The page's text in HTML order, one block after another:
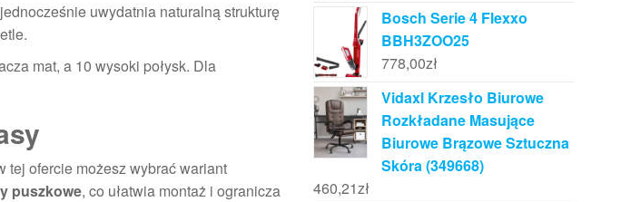
uwydatnia naturalną strukturę
mat, a 10 wysoki połysk. Dla
tej ofercie możesz wybrać wariant
puszkowe, co ułatwia montaż i ogranicza
Bosch Serie 4 Flexxo
BBH3ZOO25
778,00zł
Vidaxl Krzesło Biurowe
Rozkładane Masujące
Biurowe Brązowe Sztuczna
Skóra (349668)
460,21zł